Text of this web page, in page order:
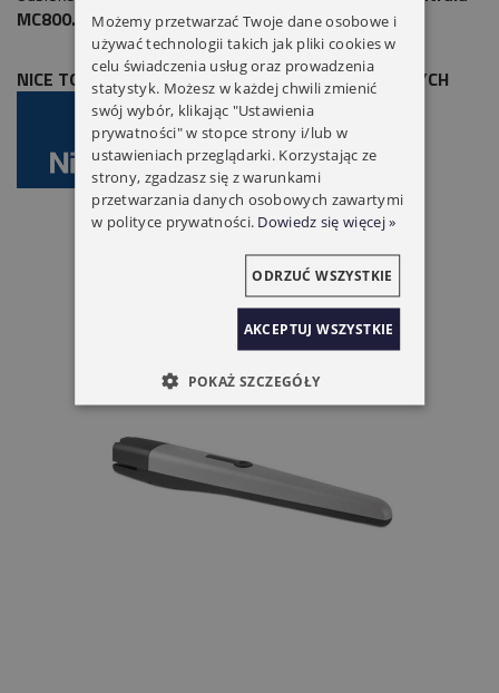
MC800.
NICE TOONA 5016P NAPĘD DO BRAM SKRZYDŁOWYCH
Możemy przetwarzać Twoje dane osobowe i
używać technologii takich jak pliki cookies w
celu świadczenia usług oraz prowadzenia
statystyk. Możesz w każdej chwili zmienić
swój wybór, klikając "Ustawienia
prywatności" w stopce strony i/lub w
ustawieniach przeglądarki. Korzystając ze
strony, zgadzasz się z warunkami
przetwarzania danych osobowych zawartymi
w polityce prywatności. Dowiedz się więcej »
AKCEPTUJ WSZYSTKIE
ODRZUĆ WSZYSTKIE
POKAŻ SZCZEGÓŁY